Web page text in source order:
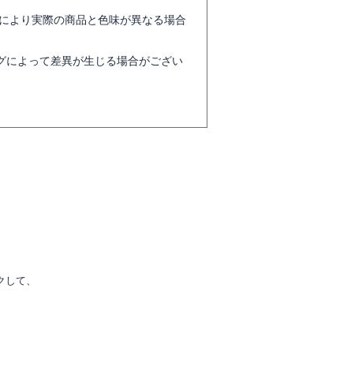
より実際の商品と色味が異なる場合
によって差異が生じる場合がござい
て、